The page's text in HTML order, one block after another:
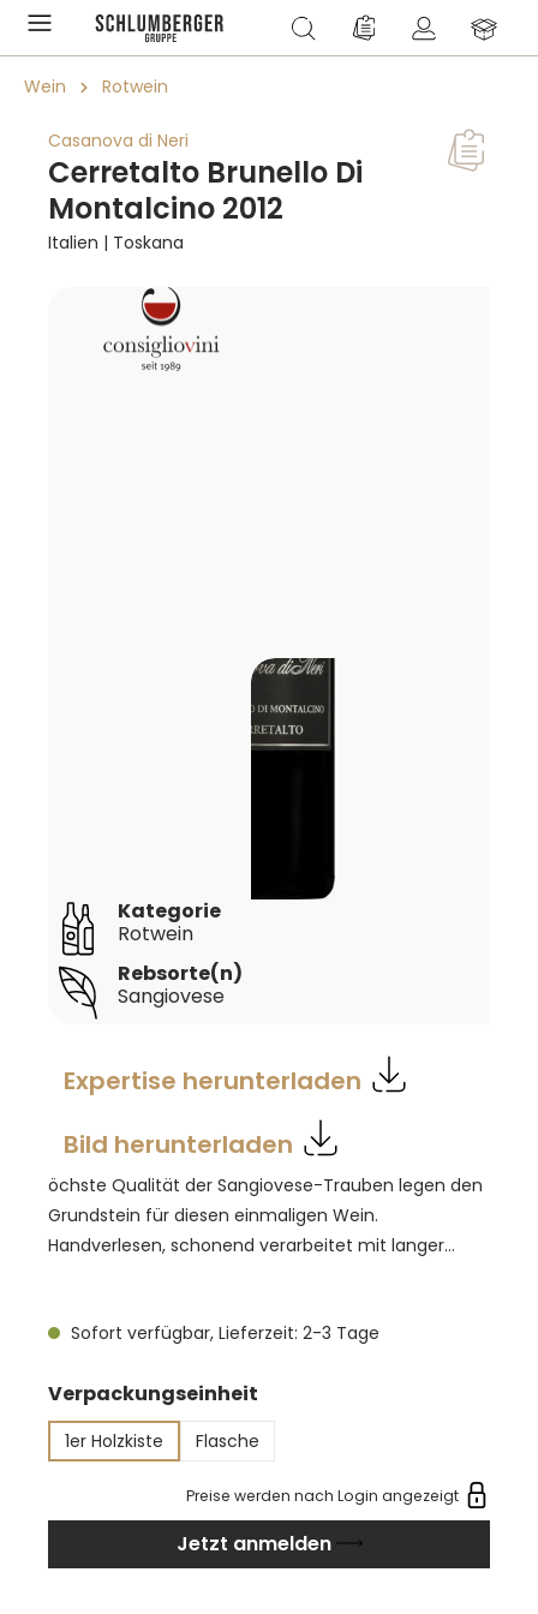
springen Du hast 0 Produkte
Wein Rotwein
Casanova di Neri
Cerretalto Brunello Di
Montalcino 2012
Italien | Toskana
Bildergalerie überspringen
Kategorie
Rotwein
Rebsorte(n)
Sangiovese
Expertise herunterladen
Bild herunterladen
öchste Qualität der Sangiovese-Trauben legen den
Grundstein für diesen einmaligen Wein.
Handverlesen, schonend verarbeitet mit langer
Faktor Zeit wird beim Ausbau des Cerretaltos
Eichenholzfassausbau folgen weitere 24 Monate
Reifung auf der Flasche. So entwickelt sich das
Charisma dieses Brunello di Montalcinos und die
Tannine werden seidig weich. Bereits in der Nase ein
einzigartiger Charakter. Mineralität trifft auf
intensive Rotfruchtigkeit, Schokolade und Lakritz, mit
einem Hauch von Zitrusfrüchten, Rauch und
Sofort verfügbar, Lieferzeit: 2-3 Tage
Verpackungseinheit
1er Holzkiste Flasche
Preise werden nach Login angezeigt
Jetzt anmelden